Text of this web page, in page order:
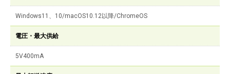
Windows11、10/macOS10.12以降/ChromeOS
電圧・最大供給
5V400mA